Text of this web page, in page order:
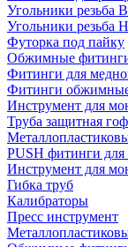
Угольники резьба
Угольники резьба
Футорка под пайку
Обжимные
Фитинги для
Фитинги
Инструмент для
Труба защитная
PUSH фитинги для
Инструмент для
Гибка труб
Калибраторы
Пресс инструмент